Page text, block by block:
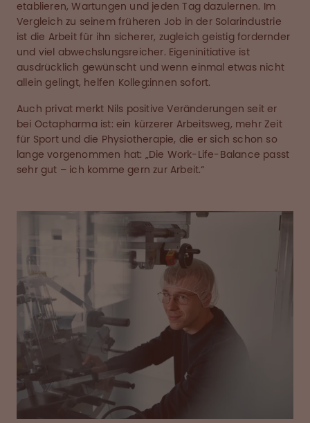
etablieren, Wartungen und jeden Tag dazulernen. Im
Vergleich zu seinem früheren Job in der Solarindustrie
ist die Arbeit für ihn sicherer, zugleich geistig fordernder
und viel abwechslungsreicher. Eigeninitiative ist
ausdrücklich gewünscht und wenn einmal etwas nicht
allein gelingt, helfen Kolleg:innen sofort.
Auch privat merkt Nils positive Veränderungen seit er
bei Octapharma ist: ein kürzerer Arbeitsweg, mehr Zeit
für Sport und die Physiotherapie, die er sich schon so
lange vorgenommen hat: „Die Work-Life-Balance passt
sehr gut – ich komme gern zur Arbeit.“